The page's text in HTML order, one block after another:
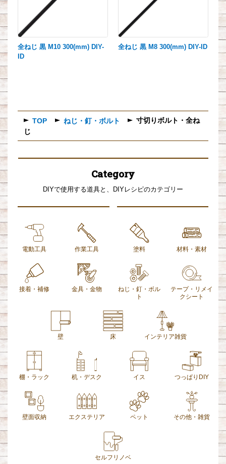
TOP ねじ・釘・ボルト
寸切りボルト・全ね
じ
全ねじ 黒 M10 300(mm) DIY-
ID
全ねじ 黒 M8 300(mm) DIY-ID
Category
DIYで使用する道具と、DIYレシピのカテゴリー
電動工具 作業工具 塗料 材料・素材
接着・補修 金具・金物
ねじ・釘・ボル
ト
テープ・リメイ
クシート
壁 床 インテリア雑貨
棚・ラック 机・デスク イス つっぱりDIY
壁面収納 エクステリア ペット その他・雑貨
セルフリノベ